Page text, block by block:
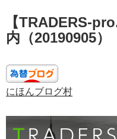
日:
【TRADERS-
内（20190905）
にほんブログ村